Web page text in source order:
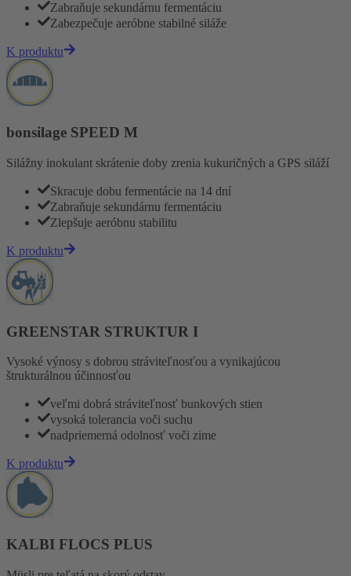
Zabraňuje sekundárnu fermentáciu
Zabezpečuje aeróbne stabilné siláže
K produktu
bonsilage SPEED M
Silážny inokulant skrátenie doby zrenia kukuričných a GPS siláží
Skracuje dobu fermentácie na 14 dní
Zabraňuje sekundárnu fermentáciu
Zlepšuje aeróbnu stabilitu
K produktu
GREENSTAR STRUKTUR I
Vysoké výnosy s dobrou stráviteľnosťou a vynikajúcou
štrukturálnou účinnosťou
veľmi dobrá stráviteľnosť bunkových stien
vysoká tolerancia voči suchu
nadpriemerná odolnosť voči zime
K produktu
KALBI FLOCS PLUS